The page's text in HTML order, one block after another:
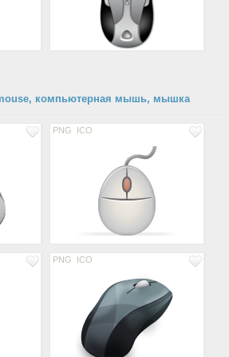
компьютерная мышь, мышка
PNG ICO
PNG ICO